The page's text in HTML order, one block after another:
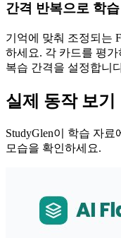
간격 반복으로 학습
기억에 맞춰 조정되는
하세요. 각 카드를 평
복습 간격을 설정합니
실제 동작 보기
StudyGlen이 학습 자
모습을 확인하세요.